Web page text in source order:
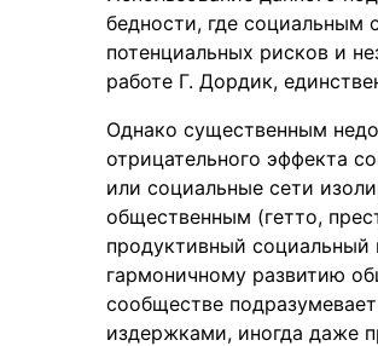
бедности, где социальным
потенциальных рисков и
работе Г. Дордик,
Однако существенным
отрицательного эффекта
или социальные сети
общественным (гетто,
продуктивный социальный
гармоничному развитию
сообществе
издержками, иногда даже